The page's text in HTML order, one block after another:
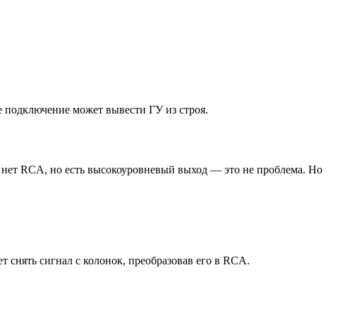
может вывести ГУ из строя.
RCA, но есть высокоуровневый выход — это не проблема. Но
сигнал с колонок, преобразовав его в RCA.